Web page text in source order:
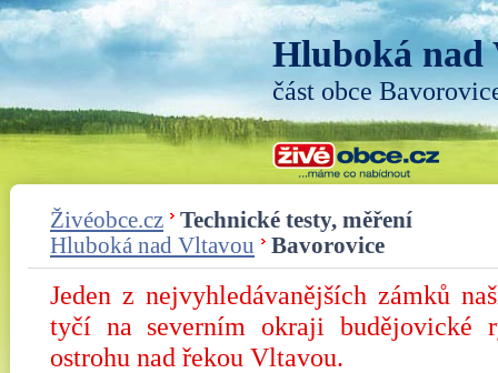
Hluboká nad
část obce
Živéobce.cz
Technické testy, měření
Hluboká nad Vltavou
Bavorovice
Jeden z nejvyhledávanějších zámků
tyčí na severním okraji budějovické
ostrohu nad řekou Vltavou.